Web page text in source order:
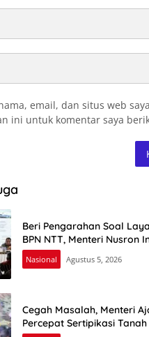
email, dan situs web
ini untuk komentar saya
Beri Pengarahan Soal
BPN NTT, Menteri Nusron
Nasional Agustus 5, 2026
Cegah Masalah, Menteri
Percepat Sertipikasi